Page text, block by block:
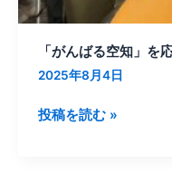
議
連
盟」
強
「がんばる空知」を
2025年8月4日
投稿を読む »